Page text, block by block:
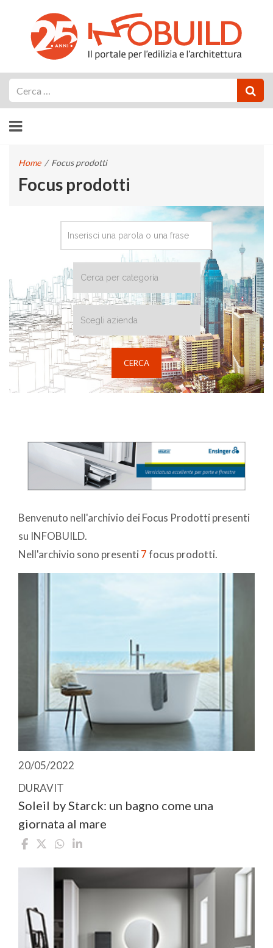
Home / Focus prodotti
Focus prodotti
Benvenuto nell'archivio dei Focus Prodotti presenti
su INFOBUILD.
Nell'archivio sono presenti 7focus prodotti.
20/05/2022
DURAVIT
Soleil by Starck: un bagno come una
giornata al mare